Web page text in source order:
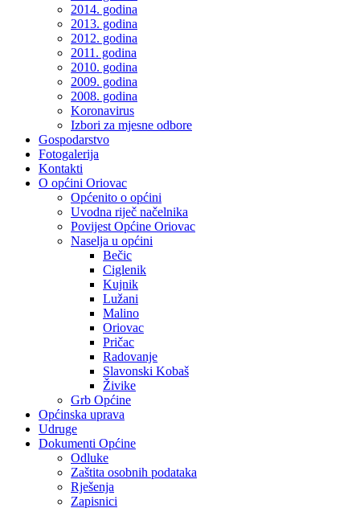
2014. godina
2013. godina
2012. godina
2011. godina
2010. godina
2009. godina
2008. godina
Koronavirus
Izbori za mjesne odbore
Gospodarstvo
Fotogalerija
Kontakti
O općini Oriovac
Općenito o općini
Uvodna riječ načelnika
Povijest Općine Oriovac
Naselja u općini
Bečic
Ciglenik
Kujnik
Lužani
Malino
Oriovac
Pričac
Radovanje
Slavonski Kobaš
Živike
Grb Općine
Općinska uprava
Udruge
Dokumenti Općine
Odluke
Zaštita osobnih podataka
Rješenja
Zapisnici